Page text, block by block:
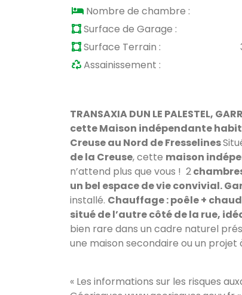
Nombre de chambre :
Surface de Garage :
Surface Terrain :
Assainissement :
TRANSAXIA DUN LE PALESTEL,
cetteMaison indépendante
Creuse au Nord de Fresselines
de la Creuse, cette maison
n’attend plus que vous ! 2
un bel espace de vie convivial.
installé. Chauffage : poêle +
situé de l’autre côté de la rue,
bien rare dans un cadre naturel
une maison secondaire ou un projet
« Les informations sur les risques